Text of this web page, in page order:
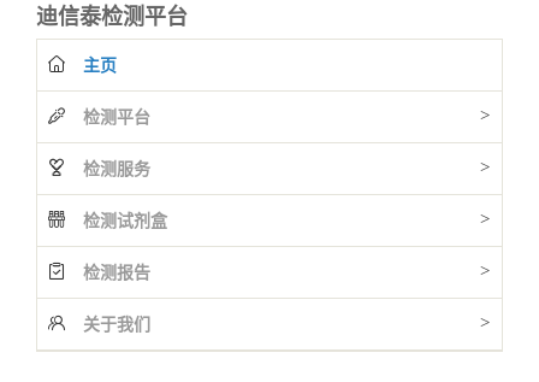
迪信泰检测平台
主页
检测平台 >
检测服务 >
检测试剂盒 >
检测报告 >
关于我们 >